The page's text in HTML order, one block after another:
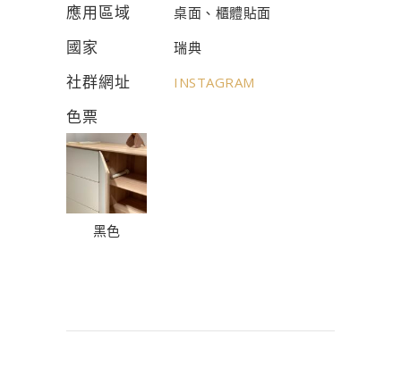
應用區域 桌面、櫃體貼面
國家 瑞典
社群網址 INSTAGRAM
色票
黑色